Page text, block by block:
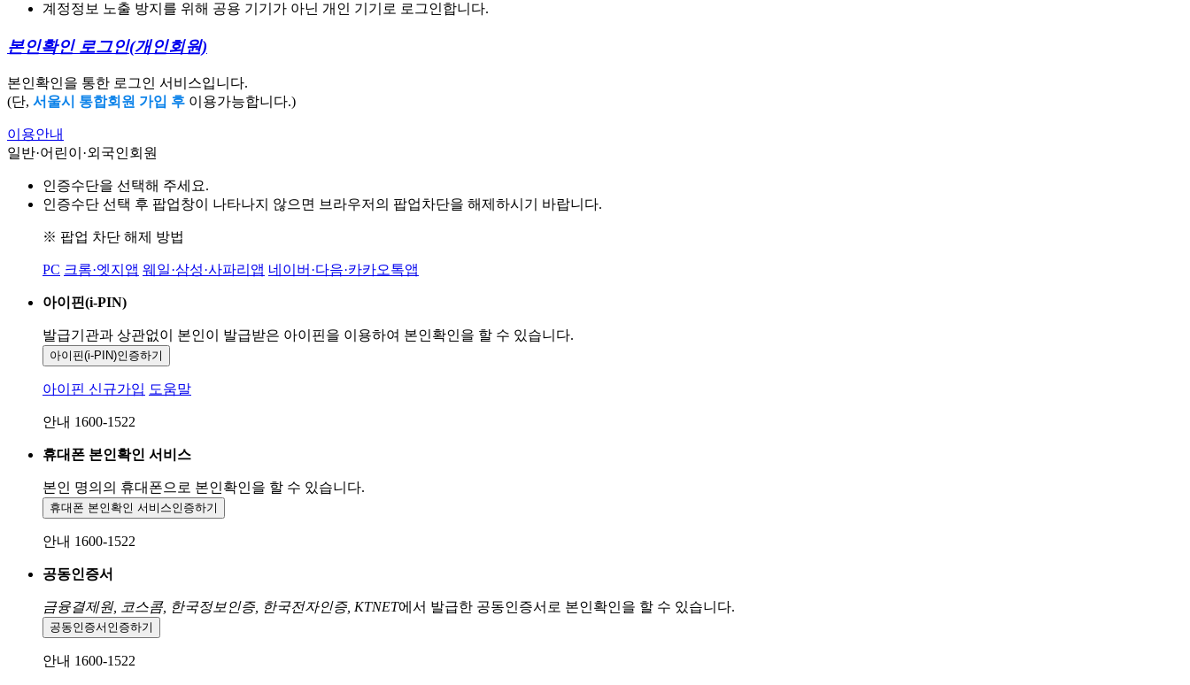
계정정보 노출 방지를 위해 공용 기기가 아닌 개인 기기로 로그인합니다.
본인확인 로그인(개인회원)
본인확인을 통한 로그인 서비스입니다.
(단, 서울시 통합회원 가입 후 이용가능합니다.)
이용안내
일반·어린이·외국인회원
인증수단을 선택해 주세요.
인증수단 선택 후 팝업창이 나타나지 않으면 브라우저의 팝업차단을 해제하시기 바랍니다.
※ 팝업 차단 해제 방법
PC 크롬·엣지앱 웨일·삼성·사파리앱 네이버·다음·카카오톡앱
아이핀(i-PIN)
발급기관과 상관없이 본인이 발급받은 아이핀을 이용하여 본인확인을 할 수 있습니다.
아이핀(i-PIN)인증하기
아이핀 신규가입 도움말
안내 1600-1522
휴대폰 본인확인 서비스
본인 명의의 휴대폰으로 본인확인을 할 수 있습니다.
휴대폰 본인확인 서비스인증하기
안내 1600-1522
공동인증서
금융결제원, 코스콤, 한국정보인증, 한국전자인증, KTNET에서 발급한 공동인증서로 본인확인을 할 수 있습니다.
공동인증서 인증하기
안내 1600-1522